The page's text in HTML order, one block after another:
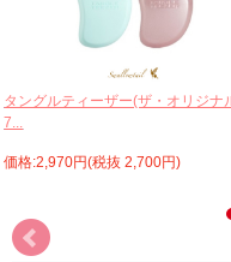
タングルティーザー(ザ・オリジナ
7...
価格:2,970円(税抜 2,700円)